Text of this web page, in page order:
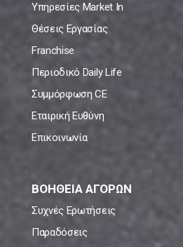
Υπηρεσίες Market In
Θέσεις Εργασίας
Franchise
Περιοδικό Daily Life
Συμμόρφωση CE
Εταιρική Ευθύνη
Επικοινωνία
ΒΟΗΘΕΙΑ ΑΓΟΡΩΝ
Συχνές Ερωτήσεις
Παραδόσεις